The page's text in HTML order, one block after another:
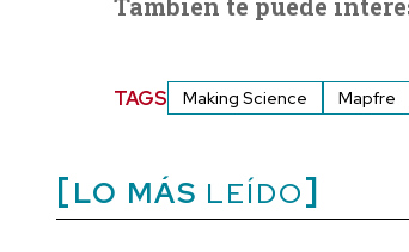
También te puede
TAGS Making Science Mapfre
LO MÁS LEÍDO